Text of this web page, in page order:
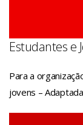
Estudantes e
Para a
jovens –